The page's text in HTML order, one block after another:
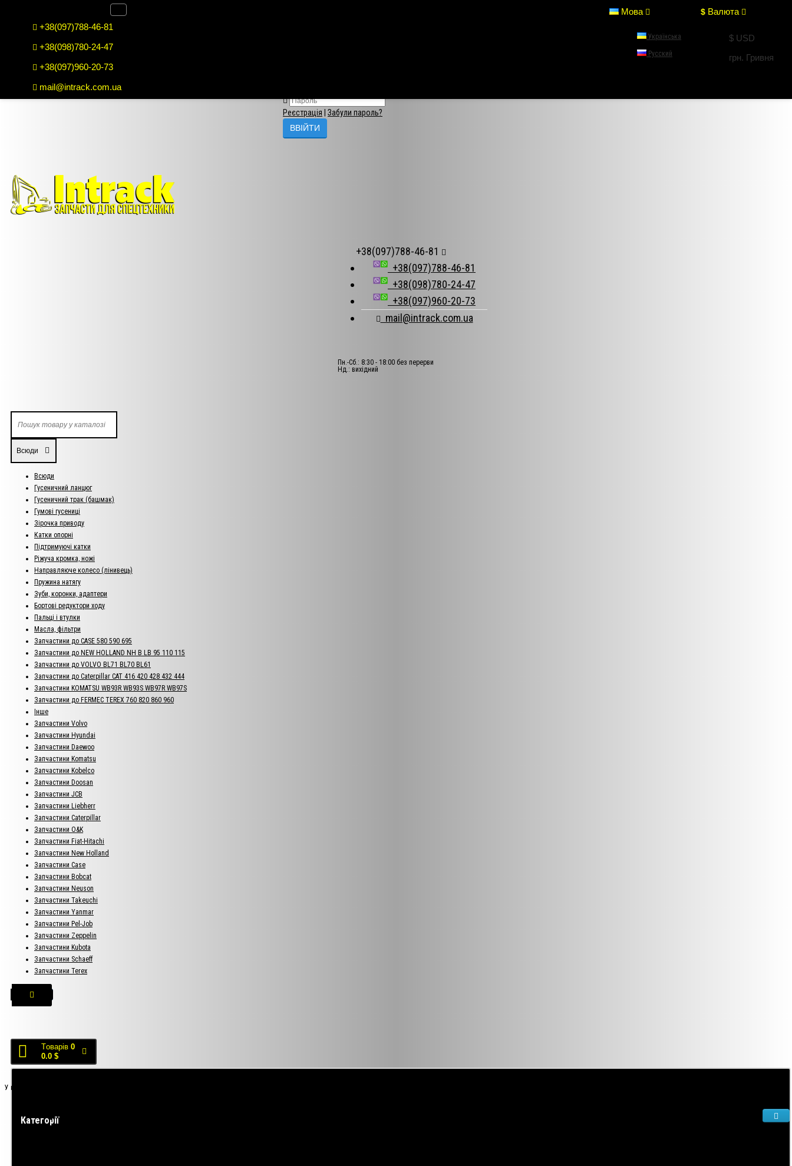
Реєстрація Забули пароль?
+38(097)788-46-81
+38(098)780-24-47
+38(097)960-20-73
mail@intrack.com.ua
$ Валюта
$ USD
грн. Гривня
Мова
Українська
Русский
+38(097)788-46-81
+38(097)788-46-81
+38(098)780-24-47
+38(097)960-20-73
mail@intrack.com.ua
Пн.-Сб.: 8:30 - 18:00 без перерви
Нд.: вихідний
Всюди
Всюди
Гусеничний ланцюг
Гусеничний трак (башмак)
Гумові гусениці
Зірочка приводу
Катки опорні
Підтримуючі катки
Ріжуча кромка, ножі
Направляюче колесо (лінивець)
Пружина натягу
Зуби, коронки, адаптери
Бортові редуктори ходу
Пальці і втулки
Масла, фільтри
Запчастини до CASE 580 590 695
Запчастини до NEW HOLLAND NH B LB 95 110 115
Запчастини до VOLVO BL71 BL70 BL61
Запчастини до Caterpillar CAT 416 420 428 432 444
Запчастини KOMATSU WB93R WB93S WB97R WB97S
Запчастини до FERMEC TEREX 760 820 860 960
Інше
Запчастини Volvo
Запчастини Hyundai
Запчастини Daewoo
Запчастини Komatsu
Запчастини Kobelco
Запчастини Doosan
Запчастини JCB
Запчастини Liebherr
Запчастини Caterpillar
Запчастини O&K
Запчастини Fiat-Hitachi
Запчастини New Holland
Запчастини Case
Запчастини Bobcat
Запчастини Neuson
Запчастини Takeuchi
Запчастини Yanmar
Запчастини Pel-Job
Запчастини Zeppelin
Запчастини Kubota
Запчастини Schaeff
Запчастини Terex
Tоварів 0
0.0 $
У кошику порожньо!
Категорії